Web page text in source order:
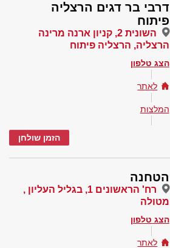
דרבי בר דגים הרצליה
פיתוח
השונית 2, קניון ארנה מרינה
הרצליה, הרצליה פיתוח
הצג טלפון
לאתר
המלצות
הזמן שולחן
הטחנה
רח' הראשונים 1, בגליל העליון ,
מטולה
הצג טלפון
לאתר